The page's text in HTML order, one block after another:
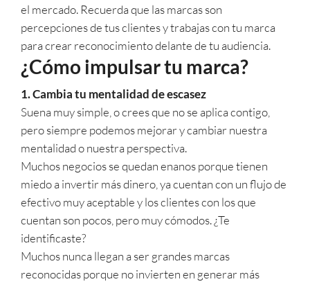
el mercado. Recuerda que las marcas son
percepciones de tus clientes y trabajas con tu marca
para crear reconocimiento delante de tu audiencia.
¿Cómo impulsar tu marca?
1. Cambia tu mentalidad de escasez
Suena muy simple, o crees que no se aplica contigo,
pero siempre podemos mejorar y cambiar nuestra
mentalidad o nuestra perspectiva.
Muchos negocios se quedan enanos porque tienen
miedo a invertir más dinero, ya cuentan con un flujo de
efectivo muy aceptable y los clientes con los que
cuentan son pocos, pero muy cómodos. ¿Te
identificaste?
Muchos nunca llegan a ser grandes marcas
reconocidas porque no invierten en generar más